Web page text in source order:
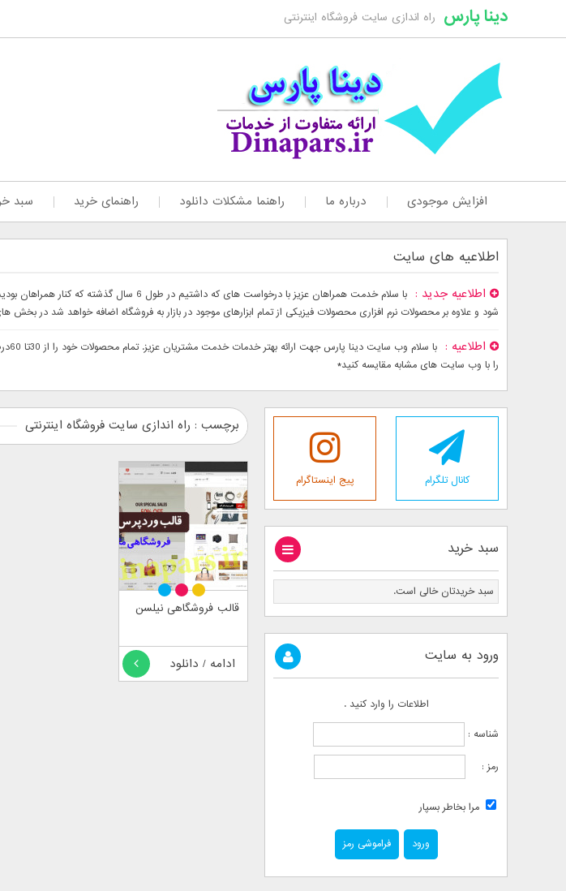
دینا پارس راه اندازی سایت فروشگاه اینترنتی
افزایش موجودی درباره ما راهنما مشکلات دانلود راهنمای خرید سبد
اطلاعیه های سایت
اطلاعیه جدید
با سلام خدمت همراهان عزیز با درخواست های
شود و علاوه بر محصولات نرم افزاری محصولات فیزیکی از تمام ابزارهای موجود در بازار به فروشگاه اضافه خواهد شد در بخش
اطلاعیه
با
را با وب سایت های مشابه مقایسه کنید*
برچسب : راه اندازی سایت فروشگاه اینترنتی
قالب فروشگاهی نیلسن
ادامه / دانلود
کانال تلگرام پیج اینستاگرام
سبد خرید
سبد خریدتان خالی است.
ورود به سایت
اطلاعات را وارد کنید .
شناسه :
رمز :
مرا بخاطر بسپار
فراموشی رمز